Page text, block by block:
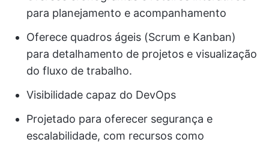
para planejamento e acompanhamento
Oferece quadros ágeis (Scrum e Kanban)
para detalhamento de projetos e visualização
do fluxo de trabalho.
Visibilidade capaz do DevOps
Projetado para oferecer segurança e
escalabilidade, com recursos como